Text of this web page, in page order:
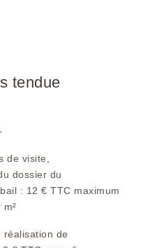
tendue
de visite,
dossier du
: 12 € TTC maximum
m²
réalisation de